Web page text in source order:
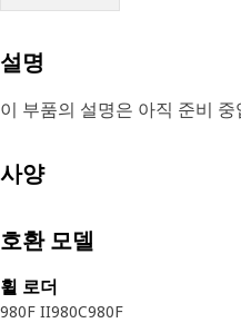
설명
이 부품의 설명은 아직 준비 중
사양
호환 모델
휠 로더
980F II980C980F